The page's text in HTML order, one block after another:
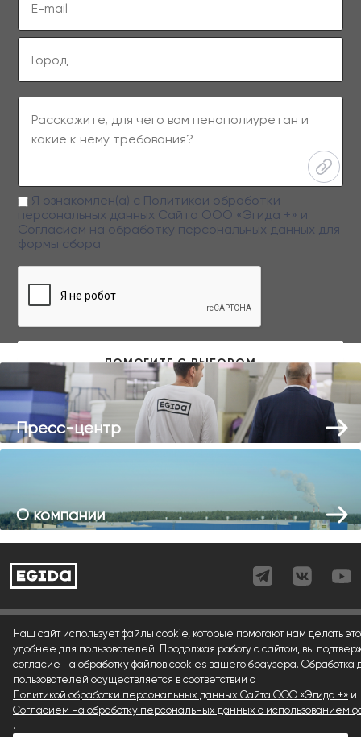
Заполняя данную форму вы даете свое согласие на обработку
персональных данных
Я ознакомлен(а) с Политикой обработки
персональных данных Сайта ООО «Эгида +» и
Согласием на обработку персональных данных для
формы сбора
Пресс-центр
О компании
Политика конфиденциальности
Согласие (cookies)
Согласие (форма)
Согласие (регистрация)
Наш сайт использует файлы cookie, которые помогают нам делать
удобнее для пользователей. Продолжая работу с сайтом, вы
согласие на обработку файлов cookies вашего браузера. Обработка
пользователей осуществляется в соответствии с
Политикой обработки персональных данных Сайта ООО «Эгида +» и
Согласием на обработку персональных данных с использованием
.